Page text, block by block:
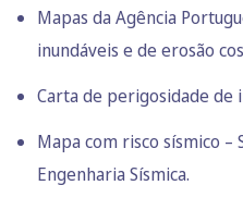
Mapas da Agência
inundáveis e de erosão
Carta de perigosidade de
Mapa com risco sísmico –
Engenharia Sísmica.